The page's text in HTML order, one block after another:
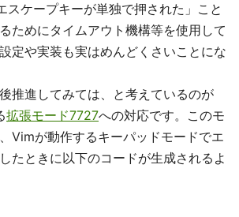
スケープキーが単独で押された」こと
ためにタイムアウト機構等を使用して
定や実装も実はめんどくさいことにな
推進してみては、と考えているのが
拡張モード7727への対応です。このモ
Vimが動作するキーパッドモードでエ
たときに以下のコードが生成されるよ